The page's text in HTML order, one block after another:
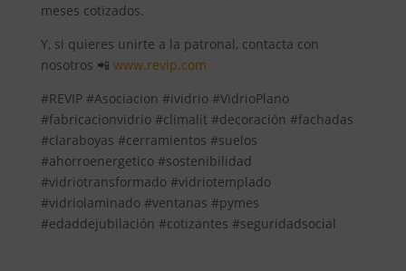
meses cotizados.
Y, si quieres unirte a la patronal, contacta con
nosotros 📲 www.revip.com
#REVIP #Asociacion #ividrio #VidrioPlano
#fabricacionvidrio #climalit #decoración #fachadas
#claraboyas #cerramientos #suelos
#ahorroenergetico #sostenibilidad
#vidriotransformado #vidriotemplado
#vidriolaminado #ventanas #pymes
#edaddejubilación #cotizantes #seguridadsocial